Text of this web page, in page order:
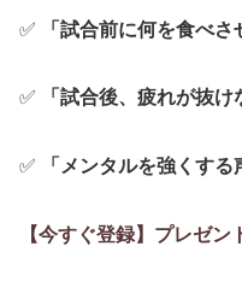
✅ 「試合前に何を食べ
✅ 「試合後、疲れが抜け
✅ 「メンタルを強くす
【今すぐ登録】プレゼン